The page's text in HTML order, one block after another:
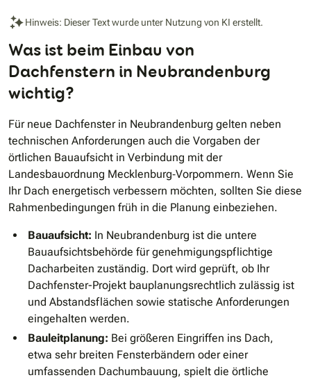
Hinweis: Dieser Text wurde unter Nutzung von KI erstellt.
Was ist beim Einbau von
Dachfenstern in Neubrandenburg
wichtig?
Für neue Dachfenster in Neubrandenburg gelten neben
technischen Anforderungen auch die Vorgaben der
örtlichen Bauaufsicht in Verbindung mit der
Landesbauordnung Mecklenburg‑Vorpommern. Wenn Sie
Ihr Dach energetisch verbessern möchten, sollten Sie diese
Rahmenbedingungen früh in die Planung einbeziehen.
Bauaufsicht: In Neubrandenburg ist die untere
Bauaufsichtsbehörde für genehmigungspflichtige
Dacharbeiten zuständig. Dort wird geprüft, ob Ihr
Dachfenster-Projekt bauplanungsrechtlich zulässig ist
und Abstandsflächen sowie statische Anforderungen
eingehalten werden.
Bauleitplanung: Bei größeren Eingriffen ins Dach,
etwa sehr breiten Fensterbändern oder einer
umfassenden Dachumbauung, spielt die örtliche